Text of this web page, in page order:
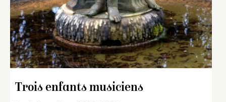
Trois enfants musiciens